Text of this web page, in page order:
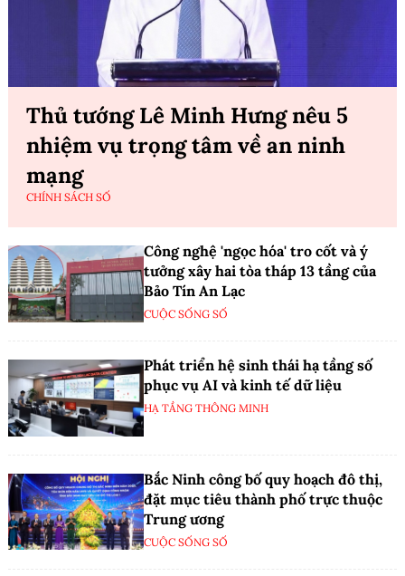
Thủ tướng Lê Minh Hưng nêu 5
nhiệm vụ trọng tâm về an ninh
mạng
CHÍNH SÁCH SỐ
Công nghệ 'ngọc hóa' tro cốt và ý
tưởng xây hai tòa tháp 13 tầng của
Bảo Tín An Lạc
CUỘC SỐNG SỐ
Phát triển hệ sinh thái hạ tầng số
phục vụ AI và kinh tế dữ liệu
HẠ TẦNG THÔNG MINH
Bắc Ninh công bố quy hoạch đô thị,
đặt mục tiêu thành phố trực thuộc
Trung ương
CUỘC SỐNG SỐ